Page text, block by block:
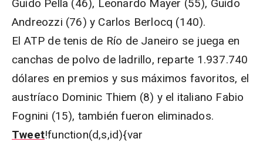
Guido Pella (46), Leonardo Mayer (55), Guido
Andreozzi (76) y Carlos Berlocq (140).
El ATP de tenis de Río de Janeiro se juega en
canchas de polvo de ladrillo, reparte 1.937.740
dólares en premios y sus máximos favoritos, el
austríaco Dominic Thiem (8) y el italiano Fabio
Fognini (15), también fueron eliminados.
Tweet!function(d,s,id){var